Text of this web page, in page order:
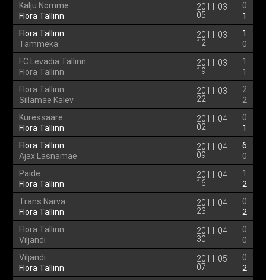
Kalju Nomme
Flora Tallinn
2011-03-
05
0
1
Flora Tallinn
Tammeka
2011-03-
12
1
0
FC Levadia Tallinn
Flora Tallinn
2011-03-
19
1
1
Flora Tallinn
Sillamäe Kalev
2011-03-
22
2
2
Kuressaare
Flora Tallinn
2011-04-
02
0
1
Flora Tallinn
Ajax Lasnamäe
2011-04-
09
6
0
Paide
Flora Tallinn
2011-04-
16
1
2
Trans Narva
Flora Tallinn
2011-04-
23
0
2
Flora Tallinn
Viljandi
2011-04-
30
0
0
Viljandi
Flora Tallinn
2011-05-
07
0
2